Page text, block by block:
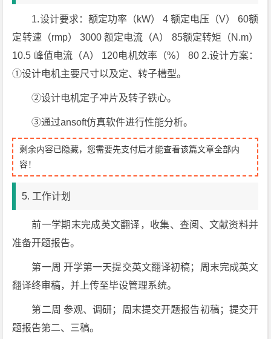
1.设计要求：额定功率（kW） 4 额定电压（V） 60额
定转速（rmp） 3000 额定电流（A） 85额定转矩（N.m）
10.5 峰值电流（A） 120电机效率（%） 80 2.设计方案：
①设计电机主要尺寸以及定、转子槽型。
②设计电机定子冲片及转子铁心。
③通过ansoft仿真软件进行性能分析。
剩余内容已隐藏，您需要先支付后才能查看该篇文章全部内
容！
5. 工作计划
前一学期末完成英文翻译，收集、查阅、文献资料并
准备开题报告。
第一周 开学第一天提交英文翻译初稿；周末完成英文
翻译终审稿，并上传至毕设管理系统。
第二周 参观、调研；周末提交开题报告初稿；提交开
题报告第二、三稿。